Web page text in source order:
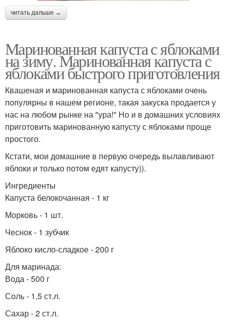
читать дальше →
Маринованная капуста с яблоками
на зиму. Маринованная капуста с
яблоками быстрого приготовления
Квашеная и маринованная капуста с яблоками очень
популярны в нашем регионе, такая закуска продается у
нас на любом рынке на "ура!" Но и в домашних условиях
приготовить маринованную капусту с яблоками проще
простого.
Кстати, мои домашние в первую очередь вылавливают
яблоки и только потом едят капусту)).
Ингредиенты
Капуста белокочанная - 1 кг
Морковь - 1 шт.
Чеснок - 1 зубчик
Яблоко кисло-сладкое - 200 г
Для маринада:
Вода - 500 г
Соль - 1,5 ст.л.
Сахар - 2 ст.л.